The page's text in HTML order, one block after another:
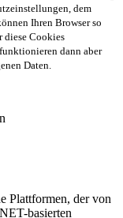
dem
Ihren Browser so
diese Cookies
dann aber
Daten.
Plattformen, der von
basierten